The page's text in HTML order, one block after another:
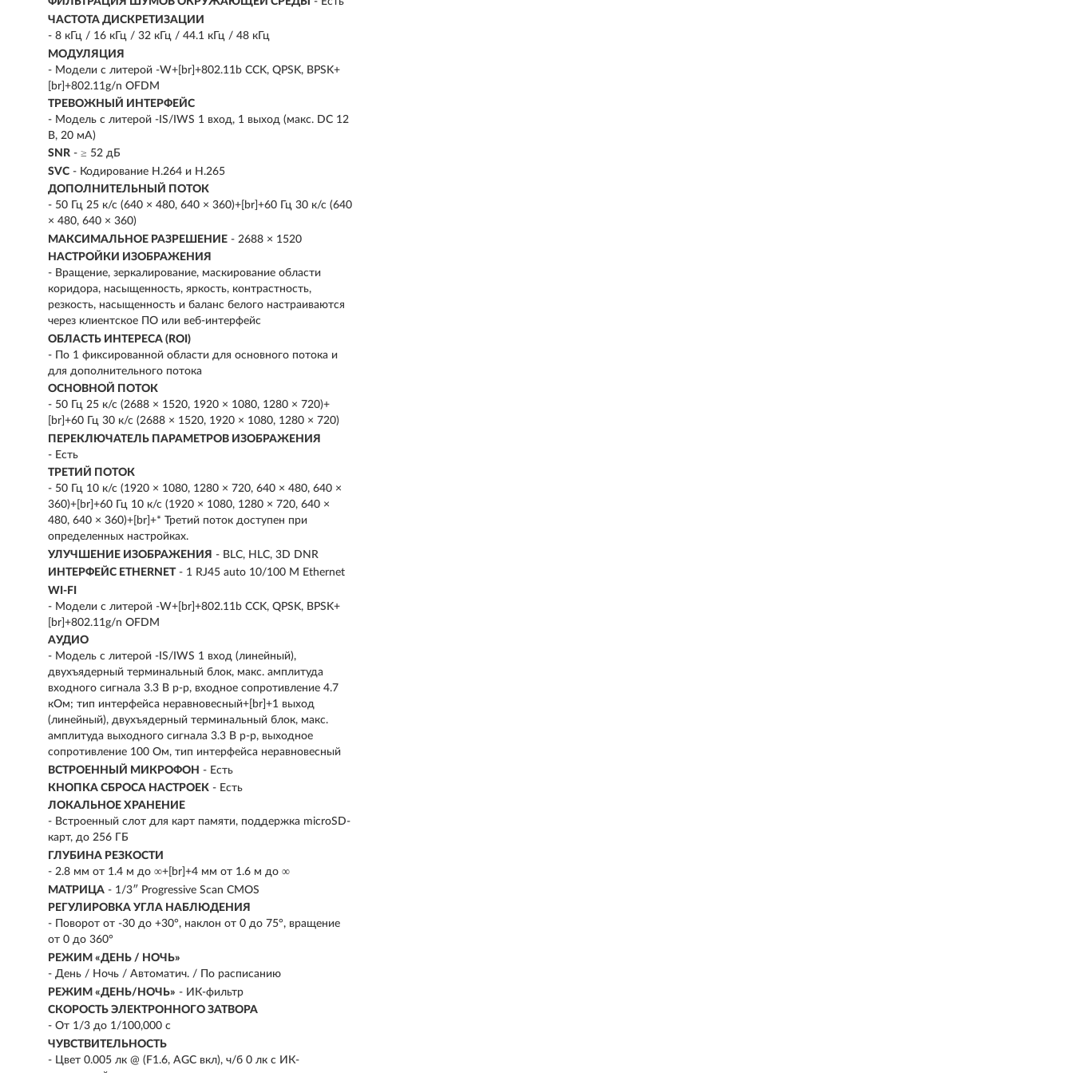
ЧАСТОТА ДИСКРЕТИЗАЦИИ
- 8 кГц / 16 кГц / 32 кГц / 44.1 кГц / 48 кГц
МОДУЛЯЦИЯ
- Модели с литерой -W+[br]+802.11b CCK, QPSK, BPSK+
[br]+802.11g/n OFDM
ТРЕВОЖНЫЙ ИНТЕРФЕЙС
- Модель с литерой -IS/IWS 1 вход, 1 выход (макс. DC 12
В, 20 мA)
SNR - ≥ 52 дБ
SVC - Кодирование H.264 и H.265
ДОПОЛНИТЕЛЬНЫЙ ПОТОК
- 50 Гц 25 к/с (640 × 480, 640 × 360)+[br]+60 Гц 30 к/с (640
× 480, 640 × 360)
МАКСИМАЛЬНОЕ РАЗРЕШЕНИЕ - 2688 × 1520
НАСТРОЙКИ ИЗОБРАЖЕНИЯ
- Вращение, зеркалирование, маскирование области
коридора, насыщенность, яркость, контрастность,
резкость, насыщенность и баланс белого настраиваются
через клиентское ПО или веб-интерфейс
ОБЛАСТЬ ИНТЕРЕСА (ROI)
- По 1 фиксированной области для основного потока и
для дополнительного потока
ОСНОВНОЙ ПОТОК
- 50 Гц 25 к/с (2688 × 1520, 1920 × 1080, 1280 × 720)+
[br]+60 Гц 30 к/с (2688 × 1520, 1920 × 1080, 1280 × 720)
ПЕРЕКЛЮЧАТЕЛЬ ПАРАМЕТРОВ ИЗОБРАЖЕНИЯ
- Есть
ТРЕТИЙ ПОТОК
- 50 Гц 10 к/с (1920 × 1080, 1280 × 720, 640 × 480, 640 ×
360)+[br]+60 Гц 10 к/с (1920 × 1080, 1280 × 720, 640 ×
480, 640 × 360)+[br]+* Третий поток доступен при
определенных настройках.
УЛУЧШЕНИЕ ИЗОБРАЖЕНИЯ - BLC, HLC, 3D DNR
ИНТЕРФЕЙС ETHERNET - 1 RJ45 auto 10/100 М Ethernet
WI-FI
- Модели с литерой -W+[br]+802.11b CCK, QPSK, BPSK+
[br]+802.11g/n OFDM
АУДИО
- Модель с литерой -IS/IWS 1 вход (линейный),
двухъядерный терминальный блок, макс. амплитуда
входного сигнала 3.3 В p-p, входное сопротивление 4.7
кОм; тип интерфейса неравновесный+[br]+1 выход
(линейный), двухъядерный терминальный блок, макс.
амплитуда выходного сигнала 3.3 В p-p, выходное
сопротивление 100 Ом, тип интерфейса неравновесный
ВСТРОЕННЫЙ МИКРОФОН - Есть
КНОПКА СБРОСА НАСТРОЕК - Есть
ЛОКАЛЬНОЕ ХРАНЕНИЕ
- Встроенный слот для карт памяти, поддержка microSD-
карт, до 256 ГБ
ГЛУБИНА РЕЗКОСТИ
- 2.8 мм от 1.4 м до ∞+[br]+4 мм от 1.6 м до ∞
МАТРИЦА - 1/3″ Progressive Scan CMOS
РЕГУЛИРОВКА УГЛА НАБЛЮДЕНИЯ
- Поворот от -30 до +30°, наклон от 0 до 75°, вращение
от 0 до 360°
РЕЖИМ «ДЕНЬ / НОЧЬ»
- День / Ночь / Автоматич. / По расписанию
РЕЖИМ «ДЕНЬ/НОЧЬ» - ИК-фильтр
СКОРОСТЬ ЭЛЕКТРОННОГО ЗАТВОРА
- От 1/3 до 1/100,000 с
ЧУВСТВИТЕЛЬНОСТЬ
- Цвет 0.005 лк @ (F1.6, AGC вкл), ч/б 0 лк с ИК-